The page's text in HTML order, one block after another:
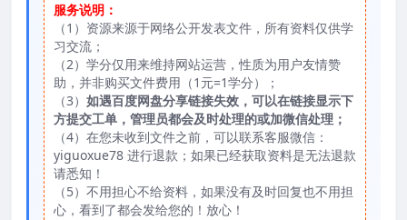
服务说明：
（1）资源来源于网络公开发表文件，所有资料仅供学
习交流；
（2）学分仅用来维持网站运营，性质为用户友情赞
助，并非购买文件费用（1元=1学分）；
（3） 如遇百度网盘分享链接失效，可以在链接显示下
方提交工单，管理员都会及时处理的或加微信处理；
（4）在您未收到文件之前，可以联系客服微信：
yiguoxue78 进行退款；如果已经获取资料是无法退款
请悉知！
（5）不用担心不给资料，如果没有及时回复也不用担
心，看到了都会发给您的！放心！